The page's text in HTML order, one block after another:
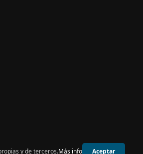
y de terceros.Más info Aceptar